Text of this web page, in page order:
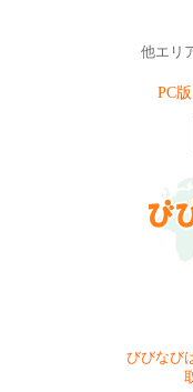
他エリ
PC版
びびなび